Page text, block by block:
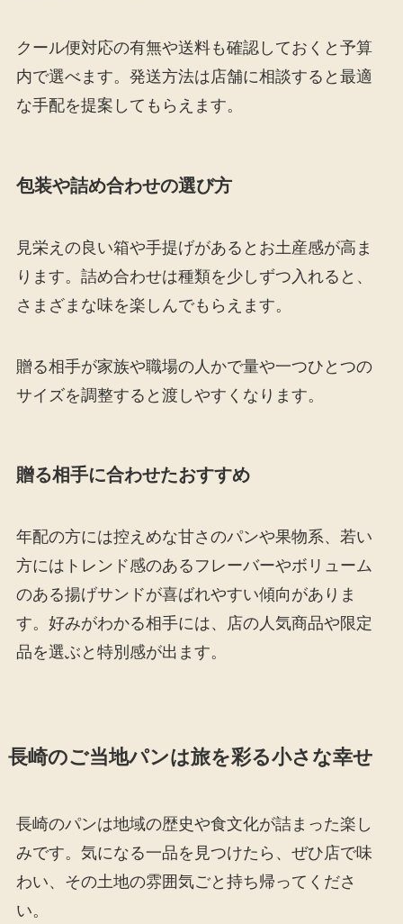
クール便対応の有無や送料も確認しておくと予算
内で選べます。発送方法は店舗に相談すると最適
な手配を提案してもらえます。
包装や詰め合わせの選び方
見栄えの良い箱や手提げがあるとお土産感が高ま
ります。詰め合わせは種類を少しずつ入れると、
さまざまな味を楽しんでもらえます。
贈る相手が家族や職場の人かで量や一つひとつの
サイズを調整すると渡しやすくなります。
贈る相手に合わせたおすすめ
年配の方には控えめな甘さのパンや果物系、若い
方にはトレンド感のあるフレーバーやボリューム
のある揚げサンドが喜ばれやすい傾向がありま
す。好みがわかる相手には、店の人気商品や限定
品を選ぶと特別感が出ます。
長崎のご当地パンは旅を彩る小さな幸せ
長崎のパンは地域の歴史や食文化が詰まった楽し
みです。気になる一品を見つけたら、ぜひ店で味
わい、その土地の雰囲気ごと持ち帰ってくださ
い。